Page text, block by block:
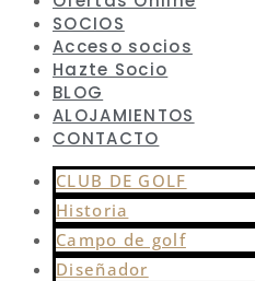
SOCIOS
Acceso socios
Hazte Socio
BLOG
ALOJAMIENTOS
CONTACTO
CLUB DE GOLF
Historia
Campo de golf
Diseñador